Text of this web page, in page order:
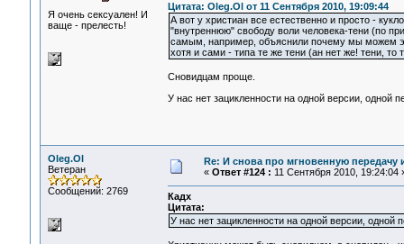
Я очень сексуален! И
ваще - прелесть!
Цитата: Oleg.Ol от 11 Сентября 2010, 19:09:44
А вот у христиан все естественно и просто -
"внутреннюю" свободу воли человека-тени (по
самым, например, объяснили почему мы можем
хотя и сами - типа те же тени (ан нет же! тени,
Сновидцам проще.
У нас нет зацикленности на одной версии, одной
Oleg.Ol
Ветеран
Сообщений: 2769
Re: И снова про мгновенную
« Ответ #124 : 11 Сентября 2010, 19:24:04
Кадх
Цитата:
У нас нет зацикленности на одной версии, одной